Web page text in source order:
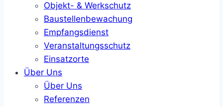
Objekt- & Werkschutz
Baustellenbewachung
Empfangsdienst
Veranstaltungsschutz
Einsatzorte
Über Uns
Über Uns
Referenzen